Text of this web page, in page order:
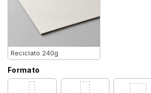
Reciclato 240g
Formato